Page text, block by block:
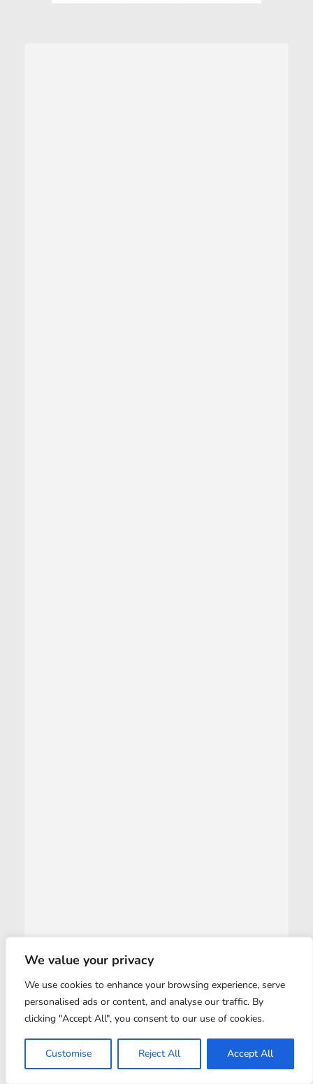
We value your privacy
We use cookies to enhance your browsing experience, serve
personalised ads or content, and analyse our traffic. By
clicking "Accept All", you consent to our use of cookies.
Customise Reject All Accept All